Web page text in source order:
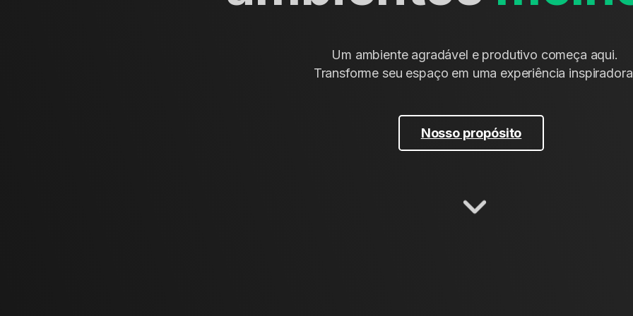
Um ambiente agradável e produtivo começa aqui.
Transforme seu espaço em uma experiência
Nosso propósito